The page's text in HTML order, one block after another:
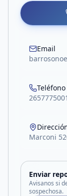
Email
Teléfono
2657775001
Marconi
Enviar
Avisanos si
sospechosa.